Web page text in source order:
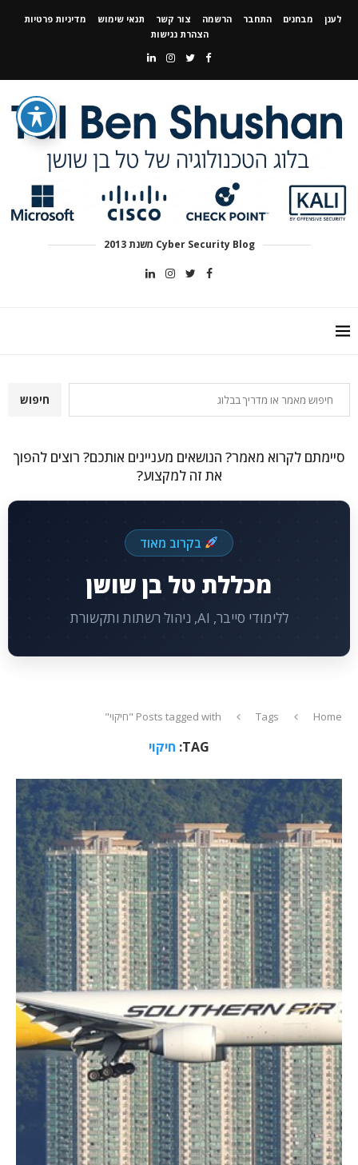
לענן מבחנים התחבר הרשמה צור קשר תנאי שימוש
מדיניות פרטיות
הצהרת נגישות
Cyber Security Blog משנת 2013
חיפוש
סיימתם לקרוא מאמר? הנושאים מעניינים אותכם? רוצים להפוך
את זה למקצוע?
בקרוב מאוד
מכללת טל בן שושן
ללימודי סייבר, AI, ניהול רשתות ותקשורת
Home
Tags Posts tagged with "חיקוי"
TAG: חיקוי